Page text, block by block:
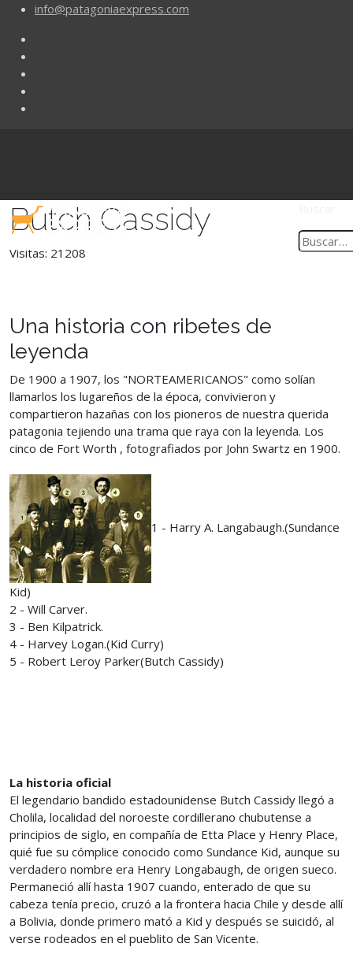
info@patagoniaexpress.com
Butch Cassidy
Visitas: 21208
Una historia con ribetes de
leyenda
De 1900 a 1907, los "NORTEAMERICANOS" como solían
llamarlos los lugareños de la época, convivieron y
compartieron hazañas con los pioneros de nuestra querida
patagonia tejiendo una trama que raya con la leyenda. Los
cinco de Fort Worth , fotografiados por John Swartz en 1900.
1 - Harry A. Langabaugh.(Sundance
Kid)
2 - Will Carver.
3 - Ben Kilpatrick.
4 - Harvey Logan.(Kid Curry)
5 - Robert Leroy Parker(Butch Cassidy)
La historia oficial
El legendario bandido estadounidense Butch Cassidy llegó a
Cholila, localidad del noroeste cordillerano chubutense a
principios de siglo, en compañía de Etta Place y Henry Place,
quié fue su cómplice conocido como Sundance Kid, aunque su
verdadero nombre era Henry Longabaugh, de origen sueco.
Permaneció allí hasta 1907 cuando, enterado de que su
cabeza tenía precio, cruzó a la frontera hacia Chile y desde allí
a Bolivia, donde primero mató a Kid y después se suicidó, al
verse rodeados en el pueblito de San Vicente.